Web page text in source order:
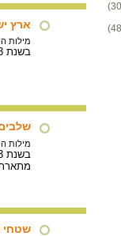
ארץ
מילות
בשנת 63 לפסה"נ כבש המצביא הרומי פומפיוס את ארץ ישראל. המפה מתארת את ההסדרים הטריטוריאליים בעקבות הכיבוש הרומי.
שלבים
מילות
מתארת
שטחי